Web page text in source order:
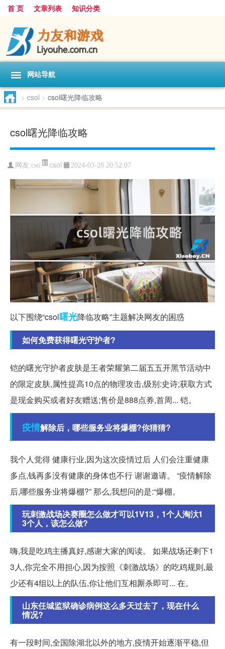
首 页 文章列表 知识分类
网站导航
> csol > csol曙光降临攻略
csol曙光降临攻略
网友:cso csol 2024-03-28 20:52:07
以下围绕“csol曙光降临攻略”主题解决网友的困惑
如何免费获得曙光守护者?
铠的曙光守护者皮肤是王者荣耀第二届五五开黑节活动中
的限定皮肤,属性提高10点的物理攻击,级别:史诗;获取方式
是现金购买或者好友赠送;售价是888点券,首周... 铠。
疫情解除后，哪些服务业将爆棚?你猜猜?
我个人觉得 健康行业,因为这次疫情过后 人们会注重健康
多点,钱再多没有健康的身体也不行 谢谢邀请。 “疫情解除
后,哪些服务业将爆棚?” 那么,我想问的是:“爆棚。
玩刺激战场决赛圈怎么做才可以1V13，1个人淘汏1
3个人，该怎么做?
嗨,我是吃鸡主播真好,感谢大家的阅读。 如果战场还剩下1
3人,你完全不用担心,因为按照《刺激战场》的吃鸡规则,最
少还有4组以上的队伍,你让他们互相厮杀即可... 在。
山东任城监狱确诊病例这么多天过去了，现在什么
情况?
有一段时间,全国除湖北以外的地方,疫情开始逐渐平稳,但